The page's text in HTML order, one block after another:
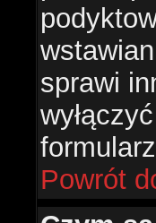
sprawi
Powrót